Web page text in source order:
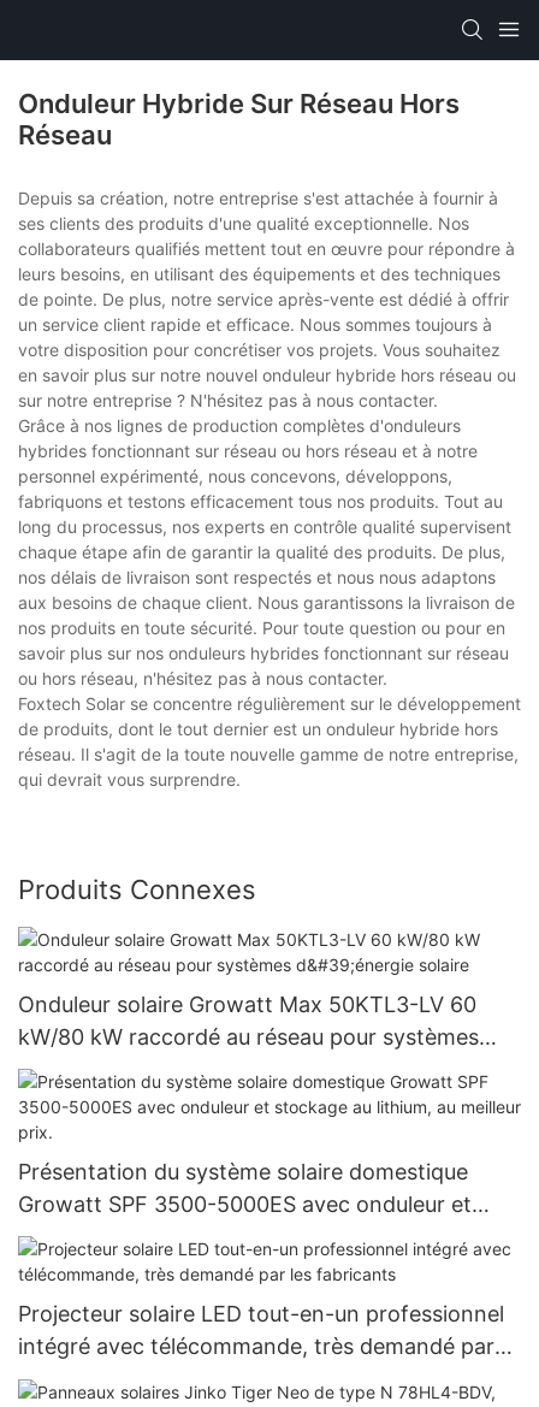
Onduleur Hybride Sur Réseau Hors
Réseau
Depuis sa création, notre entreprise s'est attachée à fournir à
ses clients des produits d'une qualité exceptionnelle. Nos
collaborateurs qualifiés mettent tout en œuvre pour répondre à
leurs besoins, en utilisant des équipements et des techniques
de pointe. De plus, notre service après-vente est dédié à offrir
un service client rapide et efficace. Nous sommes toujours à
votre disposition pour concrétiser vos projets. Vous souhaitez
en savoir plus sur notre nouvel onduleur hybride hors réseau ou
sur notre entreprise ? N'hésitez pas à nous contacter.
Grâce à nos lignes de production complètes d'onduleurs
hybrides fonctionnant sur réseau ou hors réseau et à notre
personnel expérimenté, nous concevons, développons,
fabriquons et testons efficacement tous nos produits. Tout au
long du processus, nos experts en contrôle qualité supervisent
chaque étape afin de garantir la qualité des produits. De plus,
nos délais de livraison sont respectés et nous nous adaptons
aux besoins de chaque client. Nous garantissons la livraison de
nos produits en toute sécurité. Pour toute question ou pour en
savoir plus sur nos onduleurs hybrides fonctionnant sur réseau
ou hors réseau, n'hésitez pas à nous contacter.
Foxtech Solar se concentre régulièrement sur le développement
de produits, dont le tout dernier est un onduleur hybride hors
réseau. Il s'agit de la toute nouvelle gamme de notre entreprise,
qui devrait vous surprendre.
Produits Connexes
Onduleur solaire Growatt Max 50KTL3-LV 60
kW/80 kW raccordé au réseau pour systèmes
d'énergie solaire
Présentation du système solaire domestique
Growatt SPF 3500-5000ES avec onduleur et
stockage au lithium, au meilleur prix.
Projecteur solaire LED tout-en-un professionnel
intégré avec télécommande, très demandé par
les fabricants